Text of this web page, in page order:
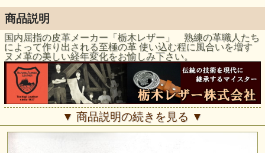
商品説明
国内屈指の皮革メーカー「栃木レザー」 熟練の革職人たち
によって作り出される至極の革 使い込む程に風合いを増す
ヌメ革の美しい経年変化をお愉しみ下さい。
USAバックル専門店JUN-COMPANY×名匠「栃木レザー」
日本が誇る革の匠「栃木レザー」の良質ヌメ革（※フルベジ
タブルタンニンなめし革）にオイルをふんだんに加脂した革
▼ 商品説明の続きを見る ▼